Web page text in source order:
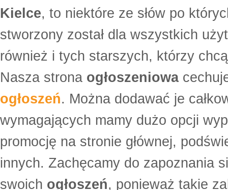
Kielce, to niektóre ze słów po
stworzony został dla wszystkich
również i tych starszych, którzy
Nasza strona ogłoszeniowa
ogłoszeń. Można dodawać je
wymagających mamy dużo opcji
promocję na stronie głównej,
innych. Zachęcamy do zapoznania
swoich ogłoszeń, ponieważ takie